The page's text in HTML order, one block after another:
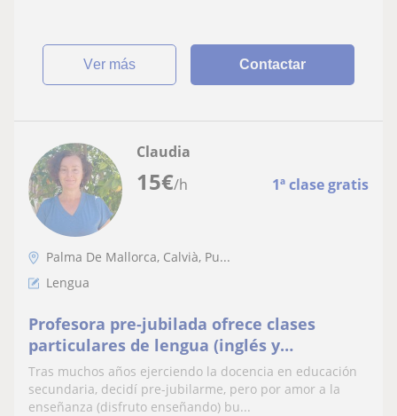
ver más Contactar
15€/h 1ª clase gratis
Claudia
Palma De Mallorca, Calvià, Pu...
Lengua
Profesora pre-jubilada ofrece clases
particulares de lengua (inglés y
castellano)
Tras muchos años ejerciendo la docencia en educación
secundaria, decidí pre-jubilarme, pero por amor a la
enseñanza (disfruto enseñando) bu...